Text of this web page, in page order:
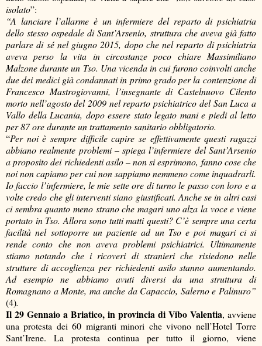
isolato”:
“A lanciare l’allarme è un infermiere del reparto di psichiatria
dello stesso ospedale di Sant’Arsenio, struttura che aveva già fatto
parlare di sé nel giugno 2015, dopo che nel reparto di psichiatria
aveva perso la vita in circostanze poco chiare Massimiliano
Malzone durante un Tso. Una vicenda in cui furono coinvolti anche
due dei medici già condannati in primo grado per la contenzione di
Francesco Mastrogiovanni, l’insegnante di Castelnuovo Cilento
morto nell’agosto del 2009 nel reparto psichiatrico del San Luca a
Vallo della Lucania, dopo essere stato legato mani e piedi al letto
per 87 ore durante un trattamento sanitario obbligatorio.
“Per noi è sempre difficile capire se effettivamente questi ragazzi
abbiano realmente problemi – spiega l’infermiere del Sant’Arsenio
a proposito dei richiedenti asilo – non si esprimono, fanno cose che
noi non capiamo per cui non sappiamo nemmeno come inquadrarli.
Io faccio l’infermiere, le mie sette ore di turno le passo con loro e a
volte credo che gli interventi siano giustificati. Anche se in altri casi
ci sembra quanto meno strano che magari uno alza la voce e viene
portato in Tso. Allora sono tutti matti questi? C’è sempre una certa
facilità nel sottoporre un paziente ad un Tso e poi magari ci si
rende conto che non aveva problemi psichiatrici. Ultimamente
stiamo notando che i ricoveri di stranieri che risiedono nelle
strutture di accoglienza per richiedenti asilo stanno aumentando.
Ad esempio ne abbiamo avuti diversi da una struttura di
Romagnano a Monte, ma anche da Capaccio, Salerno e Palinuro”
(4).
Il 29 Gennaio a Briatico, in provincia di Vibo Valentia, avviene
una protesta dei 60 migranti minori che vivono nell’Hotel Torre
Sant’Irene. La protesta continua per tutto il giorno, viene